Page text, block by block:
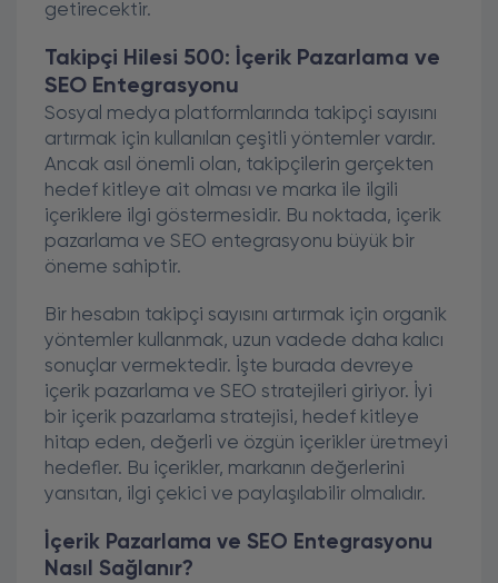
getirecektir.
Takipçi Hilesi 500: İçerik Pazarlama ve
SEO Entegrasyonu
Sosyal medya platformlarında takipçi sayısını
artırmak için kullanılan çeşitli yöntemler vardır.
Ancak asıl önemli olan, takipçilerin gerçekten
hedef kitleye ait olması ve marka ile ilgili
içeriklere ilgi göstermesidir. Bu noktada, içerik
pazarlama ve SEO entegrasyonu büyük bir
öneme sahiptir.
Bir hesabın takipçi sayısını artırmak için organik
yöntemler kullanmak, uzun vadede daha kalıcı
sonuçlar vermektedir. İşte burada devreye
içerik pazarlama ve SEO stratejileri giriyor. İyi
bir içerik pazarlama stratejisi, hedef kitleye
hitap eden, değerli ve özgün içerikler üretmeyi
hedefler. Bu içerikler, markanın değerlerini
yansıtan, ilgi çekici ve paylaşılabilir olmalıdır.
İçerik Pazarlama ve SEO Entegrasyonu
Nasıl Sağlanır?